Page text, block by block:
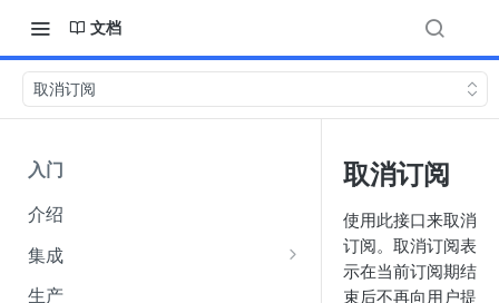
文档
取消订阅
入门
介绍
集成
集成选项
生产
取消订阅
使用此接口来取消
订阅。取消订阅表
示在当前订阅期结
束后不再向用户提